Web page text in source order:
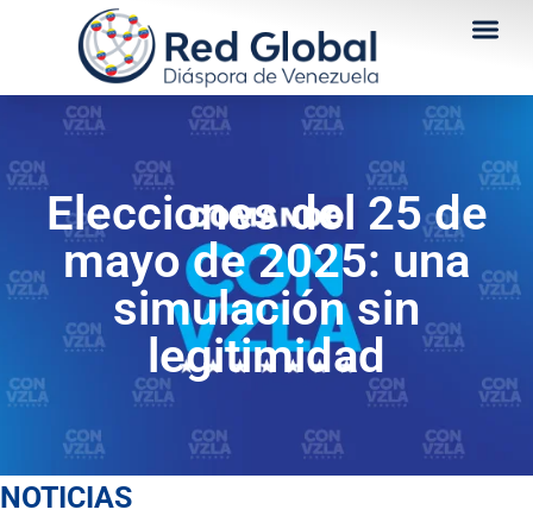
Elecciones del 25 de
mayo de 2025: una
simulación sin
legitimidad
NOTICIAS